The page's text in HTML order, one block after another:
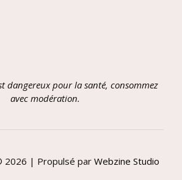
dangereux pour la santé, consommez
avec modération.
2026 | Propulsé par Webzine Studio